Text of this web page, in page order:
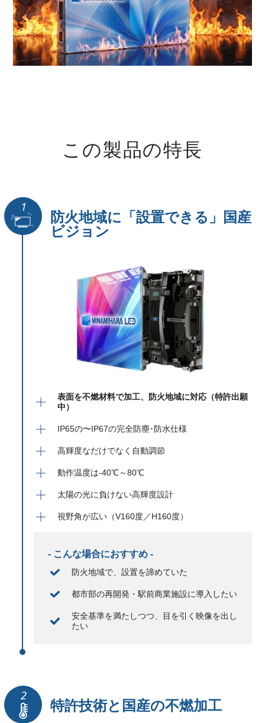
この製品の特長
防火地域に「設置できる」国産
ビジョン
表面を不燃材料で加工、防火地域に対応（特許出願
中）
IP65の〜IP67の完全防塵･防水仕様
高輝度なだけでなく自動調節
動作温度は-40℃～80℃
太陽の光に負けない高輝度設計
視野角が広い（V160度／H160度）
- こんな場合におすすめ -
防火地域で、設置を諦めていた
都市部の再開発・駅前商業施設に導入したい
安全基準を満たしつつ、目を引く映像を出し
たい
特許技術と国産の不燃加工